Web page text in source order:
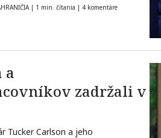
| 1 min. čítania | 4 komentáre
a
zadržali v
Tucker Carlson a jeho